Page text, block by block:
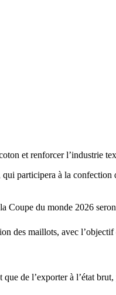
et renforcer l’industrie
participera à la
Coupe du monde 2026
des maillots, avec
de l’exporter à l’état